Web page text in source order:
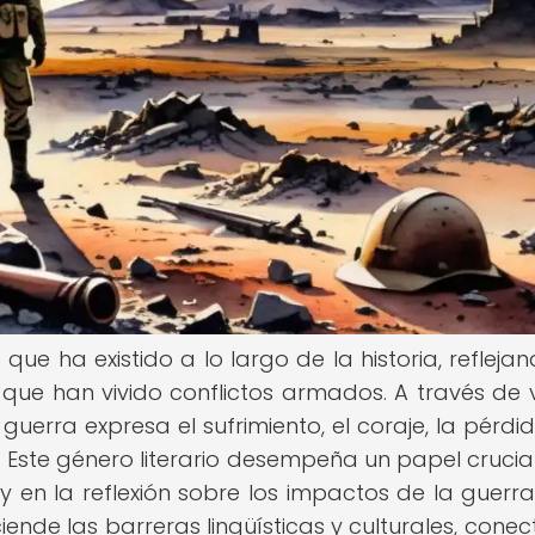
ha existido a lo largo de la historia,
han vivido conflictos armados. A través de
expresa el sufrimiento, el coraje, la
género literario desempeña un papel
en la reflexión sobre los impactos de la
las barreras lingüísticas y culturales,